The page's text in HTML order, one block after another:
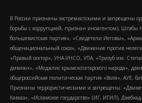
В России признаны экстремистскими и запрещены
борьбы с коррупцией, признан иноагентом), Штабы
большевистская партия», «Свидетели Иеговы»,
общенациональный союз», «Движение против
«Правый сектор», УНА-УНСО, УПА, «Тризуб им.
дивижн», «Меджлис крымскотатарского народа»,
общероссийская политическая партия «Воля», АУЕ,
Признаны террористическими и запрещены:
Кавказ», «Исламское государство» (ИГ, ИГИЛ),